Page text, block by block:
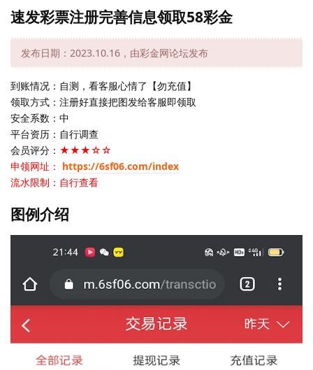
速发彩票注册完善信息领取58彩金
发布日期：2023.10.16，由彩金网论坛发布
到账情况：自测，看客服心情了【勿充值】
领取方式：注册好直接把图发给客服即领取
安全系数：中
平台资历：自行调查
会员评分： ★★★☆☆
申领网址： https://6sf06.com/index
流水限制：自行查看
图例介绍